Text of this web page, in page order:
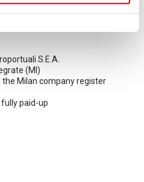
S.E.A.
(MI)
Milan company register
paid-up